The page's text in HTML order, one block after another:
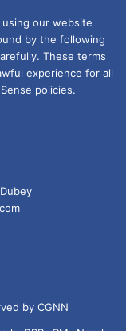
using our website
by the following
These terms
experience for all
policies.
by CGNN